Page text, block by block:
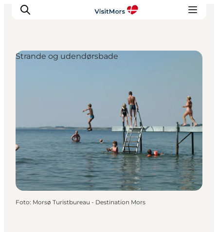
Info om Mors
Overnatning
Pakketure / Ferieophold
Planlæg din tur
Strande og udendørsbade
Foto: Morsø Turistbureau - Destination Mors